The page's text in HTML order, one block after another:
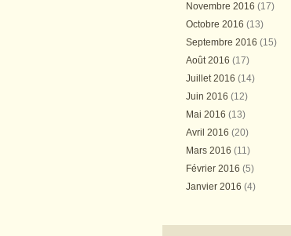
Novembre 2016 (17)
Octobre 2016 (13)
Septembre 2016 (15)
Août 2016 (17)
Juillet 2016 (14)
Juin 2016 (12)
Mai 2016 (13)
Avril 2016 (20)
Mars 2016 (11)
Février 2016 (5)
Janvier 2016 (4)